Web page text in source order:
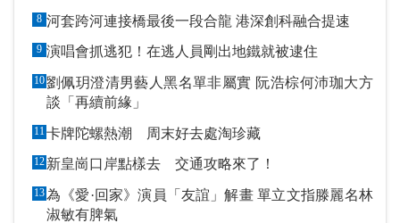
8 河套跨河連接橋最後一段合龍 港深創科融合提速
9 演唱會抓逃犯！在逃人員剛出地鐵就被逮住
10劉佩玥澄清男藝人黑名單非屬實 阮浩棕何沛珈大方
談「再續前緣」
11 卡牌陀螺熱潮 周末好去處淘珍藏
12 新皇崗口岸點樣去 交通攻略來了！
13為《愛·回家》演員「友誼」解畫 單立文指滕麗名林
淑敏有脾氣